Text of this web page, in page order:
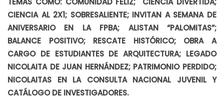
CIENCIA AL 2X1; SOBRESALIENTE; INVITAN A SEMANA DE
ANIVERSARIO EN LA FPBA; ALISTAN “PALOMITAS”;
BALANCE POSITIVO; RESCATE HISTÓRICO; OBRA A
CARGO DE ESTUDIANTES DE ARQUITECTURA; LEGADO
NICOLAITA DE JUAN HERNÁNDEZ; PATRIMONIO PERDIDO;
NICOLAITAS EN LA CONSULTA NACIONAL JUVENIL Y
CATÁLOGO DE INVESTIGADORES.